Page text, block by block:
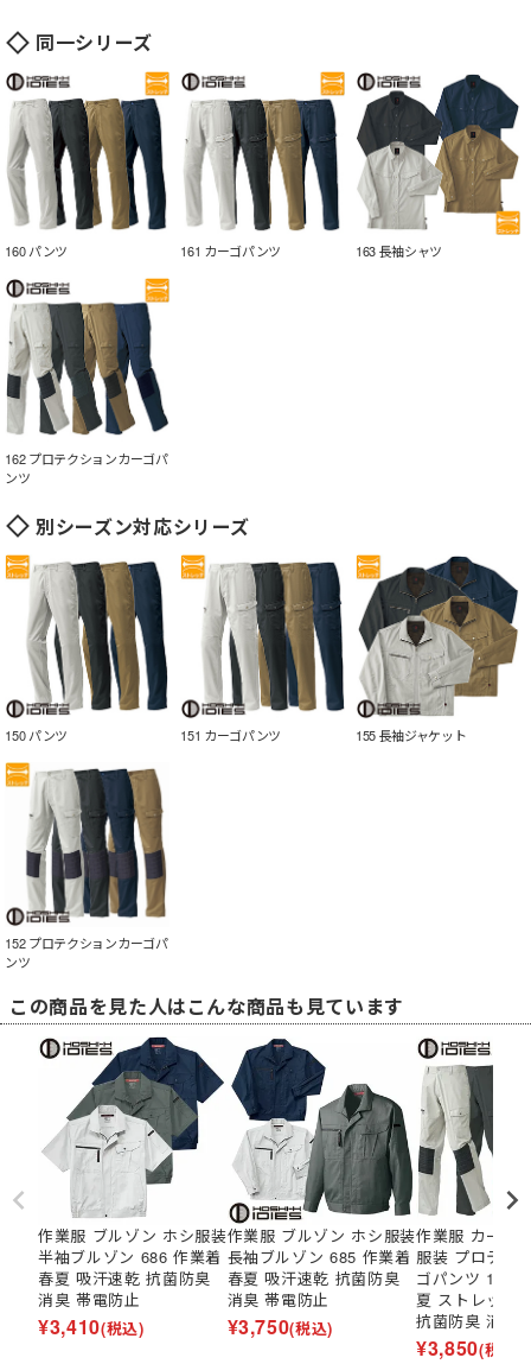
同一シリーズ
160 パンツ 161 カーゴパンツ 163 長袖シャツ
162 プロテクションカーゴパ
ンツ
別シーズン対応シリーズ
150 パンツ 151 カーゴパンツ 155 長袖ジャケット
152 プロテクションカーゴパ
ンツ
この商品を見た人はこんな商品も見ています
作業服 ブルゾン ホシ服装
半袖ブルゾン 686 作業着
春夏 吸汗速乾 抗菌防臭
消臭 帯電防止
¥3,410(税込)
作業服 ブルゾン ホシ服装
長袖ブルゾン 685 作業着
春夏 吸汗速乾 抗菌防臭
消臭 帯電防止
¥3,750(税込)
作業服 カーゴ
服装 プロテク
ゴパンツ 162
夏 ストレッチ
抗菌防臭 消臭
¥3,850(税込)